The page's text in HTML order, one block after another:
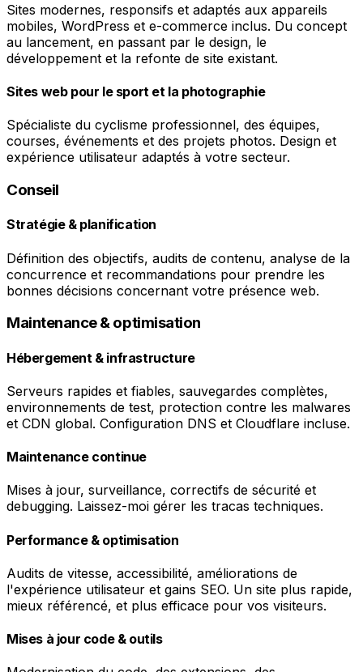
Sites modernes, responsifs et adaptés aux appareils
mobiles, WordPress et e-commerce inclus. Du concept
au lancement, en passant par le design, le
développement et la refonte de site existant.
Sites web pour le sport et la photographie
Spécialiste du cyclisme professionnel, des équipes,
courses, événements et des projets photos. Design et
expérience utilisateur adaptés à votre secteur.
Conseil
Stratégie & planification
Définition des objectifs, audits de contenu, analyse de la
concurrence et recommandations pour prendre les
bonnes décisions concernant votre présence web.
Maintenance & optimisation
Hébergement & infrastructure
Serveurs rapides et fiables, sauvegardes complètes,
environnements de test, protection contre les malwares
et CDN global. Configuration DNS et Cloudflare incluse.
Maintenance continue
Mises à jour, surveillance, correctifs de sécurité et
debugging. Laissez-moi gérer les tracas techniques.
Performance & optimisation
Audits de vitesse, accessibilité, améliorations de
l'expérience utilisateur et gains SEO. Un site plus rapide,
mieux référencé, et plus efficace pour vos visiteurs.
Mises à jour code & outils